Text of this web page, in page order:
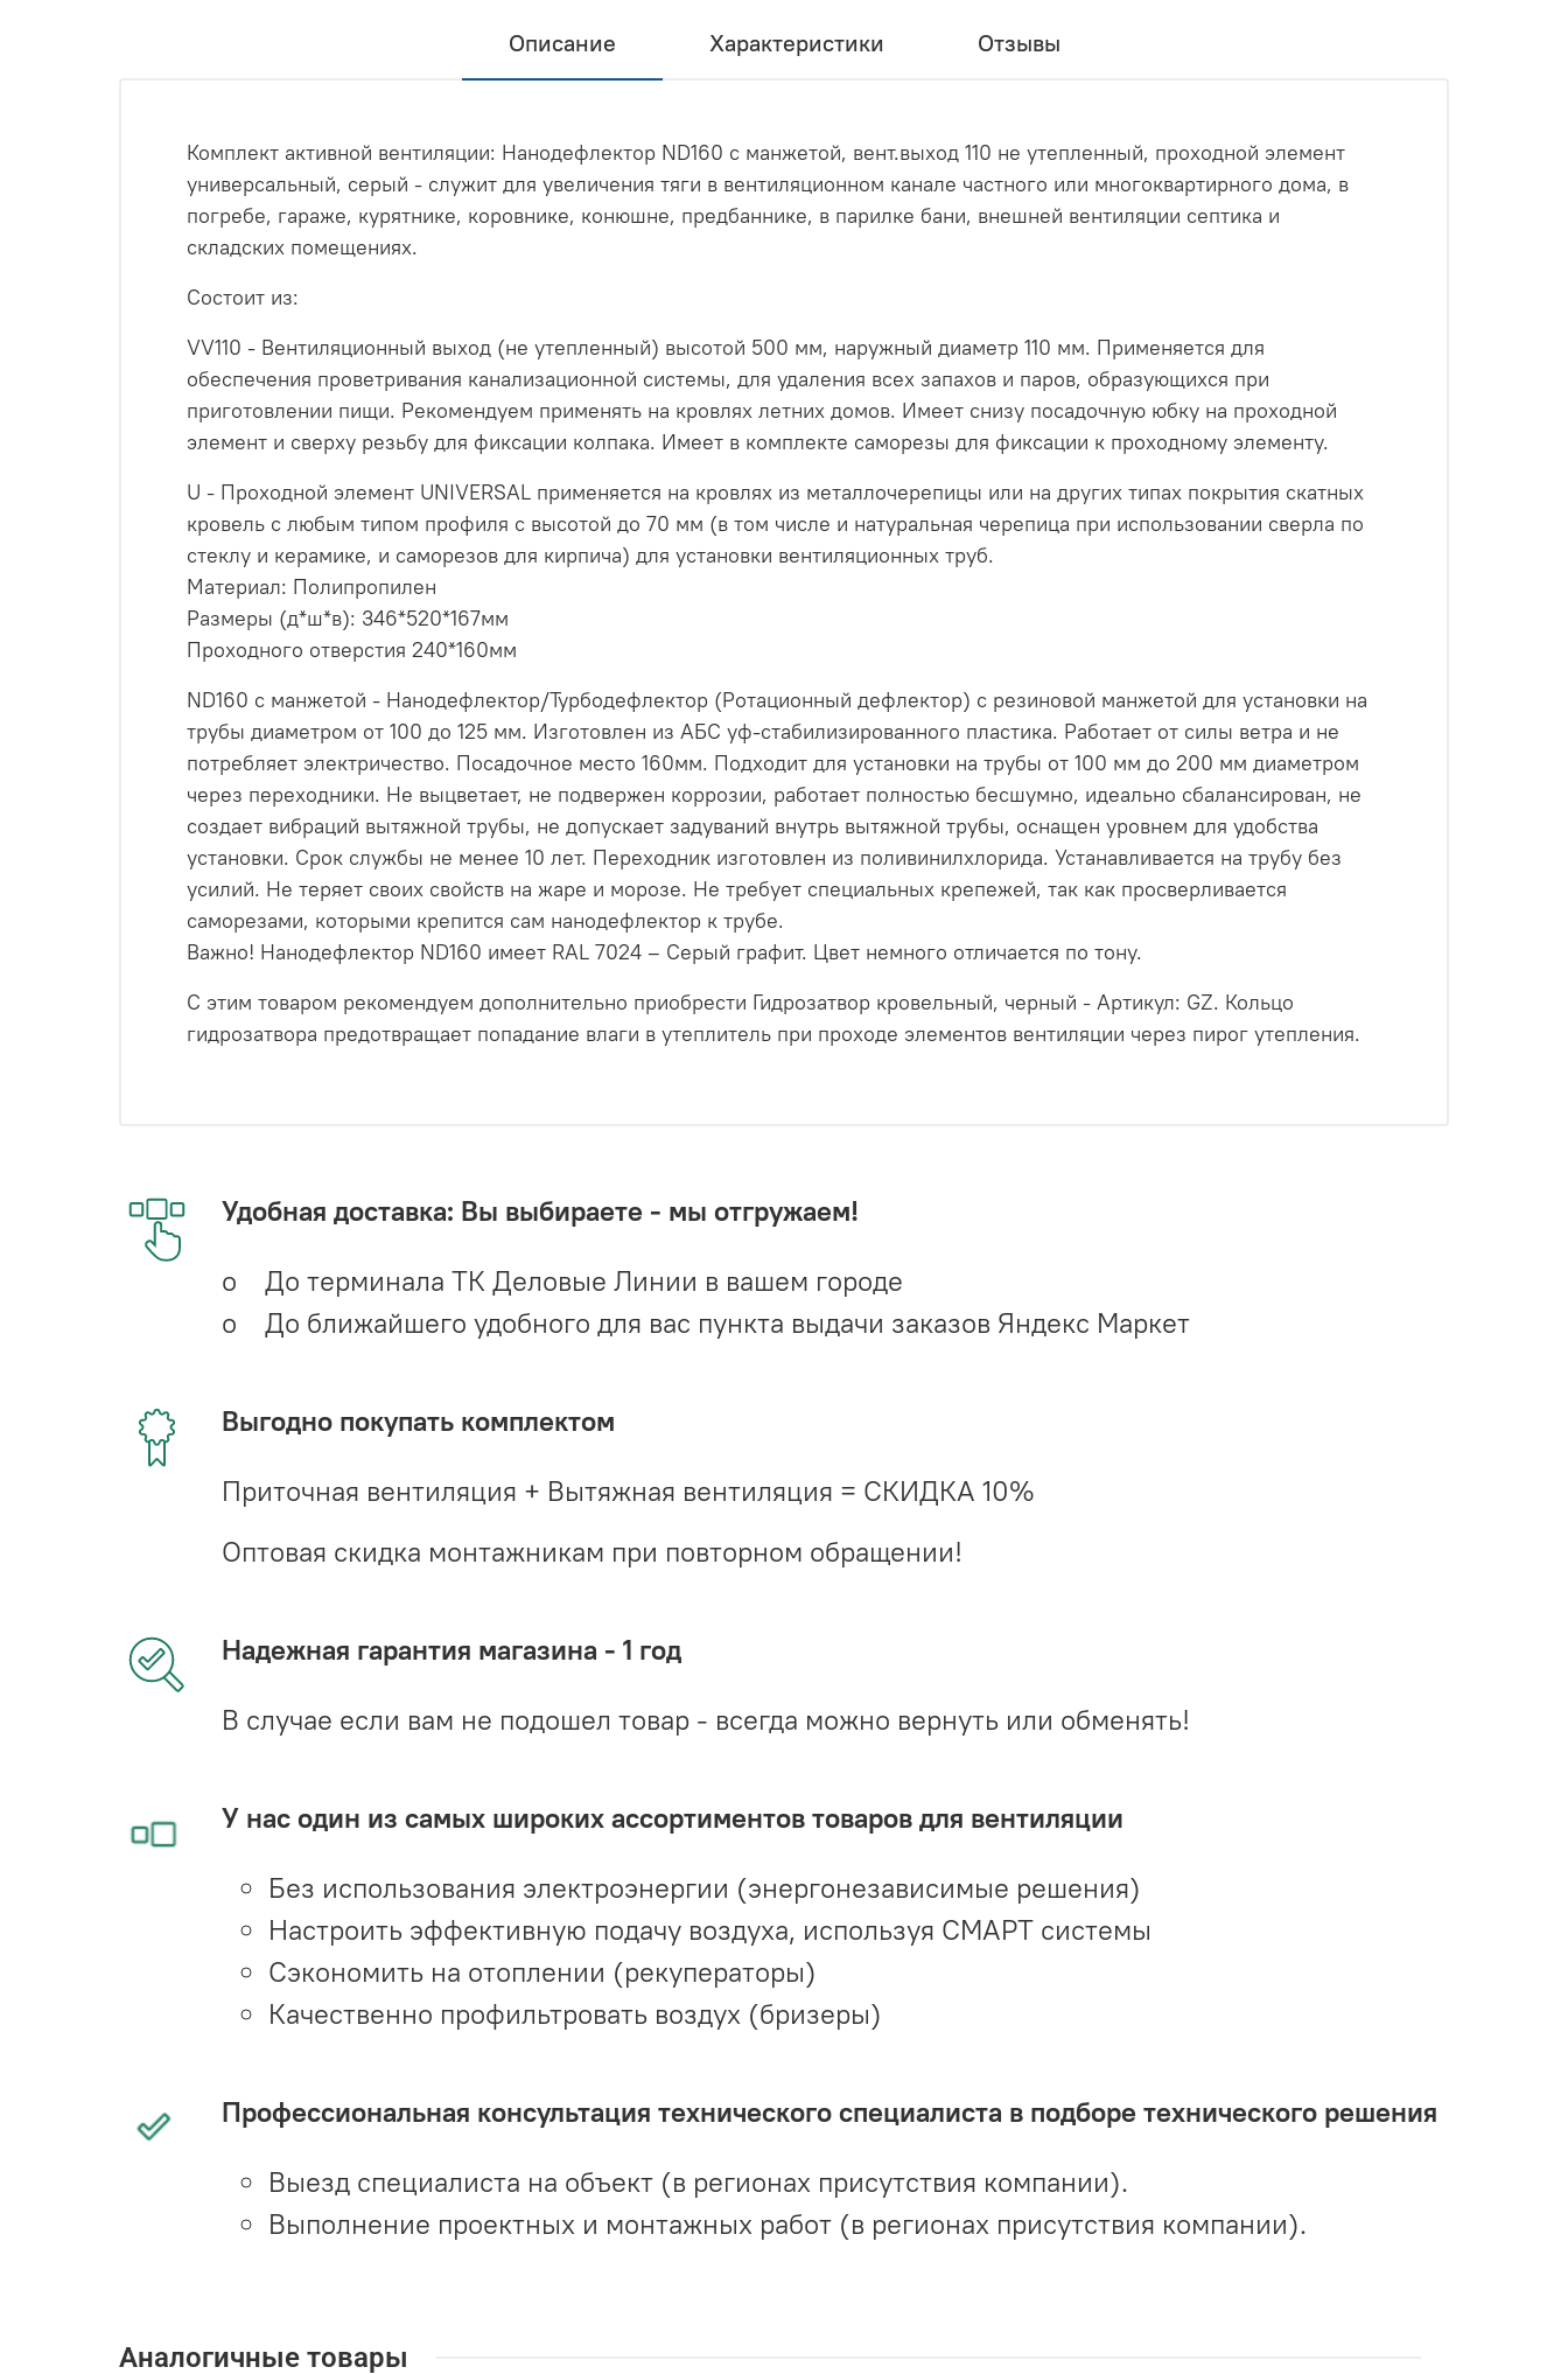
Описание Характеристики Отзывы
Комплект активной вентиляции: Нанодефлектор ND160 с манжетой, вент.выход 110 не утепленный, проходной элемент
универсальный, серый - служит для увеличения тяги в вентиляционном канале частного или многоквартирного дома, в
погребе, гараже, курятнике, коровнике, конюшне, предбаннике, в парилке бани, внешней вентиляции септика и
складских помещениях.
Состоит из:
VV110 - Вентиляционный выход (не утепленный) высотой 500 мм, наружный диаметр 110 мм. Применяется для
обеспечения проветривания канализационной системы, для удаления всех запахов и паров, образующихся при
приготовлении пищи. Рекомендуем применять на кровлях летних домов. Имеет снизу посадочную юбку на проходной
элемент и сверху резьбу для фиксации колпака. Имеет в комплекте саморезы для фиксации к проходному элементу.
U - Проходной элемент UNIVERSAL применяется на кровлях из металлочерепицы или на других типах покрытия скатных
кровель с любым типом профиля с высотой до 70 мм (в том числе и натуральная черепица при использовании сверла по
стеклу и керамике, и саморезов для кирпича) для установки вентиляционных труб.
Материал: Полипропилен
Размеры (д*ш*в): 346*520*167мм
Проходного отверстия 240*160мм
ND160 с манжетой - Нанодефлектор/Турбодефлектор (Ротационный дефлектор) с резиновой манжетой для установки на
трубы диаметром от 100 до 125 мм. Изготовлен из АБС уф-стабилизированного пластика. Работает от силы ветра и не
потребляет электричество. Посадочное место 160мм. Подходит для установки на трубы от 100 мм до 200 мм диаметром
через переходники. Не выцветает, не подвержен коррозии, работает полностью бесшумно, идеально сбалансирован, не
создает вибраций вытяжной трубы, не допускает задуваний внутрь вытяжной трубы, оснащен уровнем для удобства
установки. Срок службы не менее 10 лет. Переходник изготовлен из поливинилхлорида. Устанавливается на трубу без
усилий. Не теряет своих свойств на жаре и морозе. Не требует специальных крепежей, так как просверливается
саморезами, которыми крепится сам нанодефлектор к трубе.
Важно! Нанодефлектор ND160 имеет RAL 7024 – Серый графит. Цвет немного отличается по тону.
С этим товаром рекомендуем дополнительно приобрести Гидрозатвор кровельный, черный - Артикул: GZ. Кольцо
гидрозатвора предотвращает попадание влаги в утеплитель при проходе элементов вентиляции через пирог утепления.
Удобная доставка: Вы выбираете - мы отгружаем!
o До терминала ТК Деловые Линии в вашем городе
o До ближайшего удобного для вас пункта выдачи заказов Яндекс Маркет
Выгодно покупать комплектом
Приточная вентиляция + Вытяжная вентиляция = СКИДКА 10%
Оптовая скидка монтажникам при повторном обращении!
Надежная гарантия магазина - 1 год
В случае если вам не подошел товар - всегда можно вернуть или обменять!
У нас один из самых широких ассортиментов товаров для вентиляции
Без использования электроэнергии (энергонезависимые решения)
Настроить эффективную подачу воздуха, используя СМАРТ системы
Сэкономить на отоплении (рекуператоры)
Качественно профильтровать воздух (бризеры)
Профессиональная консультация технического специалиста в подборе технического решения
Выезд специалиста на объект (в регионах присутствия компании).
Выполнение проектных и монтажных работ (в регионах присутствия компании).
Аналогичные товары